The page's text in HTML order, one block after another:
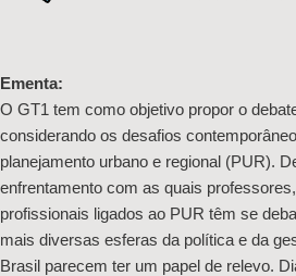
Ementa:
O GT1 tem como objetivo propor o
considerando os desafios
planejamento urbano e regional (PUR).
enfrentamento com as quais
profissionais ligados ao PUR têm se
mais diversas esferas da política e da
Brasil parecem ter um papel de relevo.